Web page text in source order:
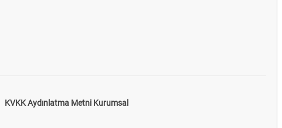
KVKK Aydınlatma Metni Kurumsal